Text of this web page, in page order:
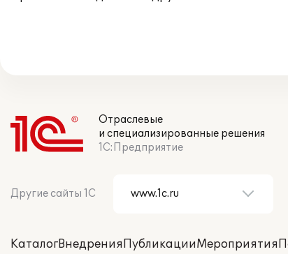
Отраслевые
и специализированные решения
1С:Предприятие
Другие сайты 1С
КаталогВнедренияПубликацииМероприятия